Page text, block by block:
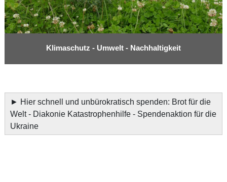
Klimaschutz - Umwelt - Nachhaltigkeit
► Hier schnell und unbürokratisch spenden: Brot für die
Welt - Diakonie Katastrophenhilfe - Spendenaktion für die
Ukraine